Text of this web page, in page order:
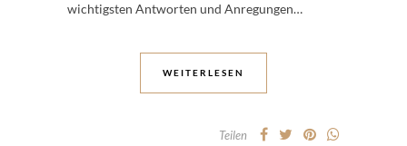
wichtigsten Antworten und Anregungen…
WEITERLESEN
Teilen